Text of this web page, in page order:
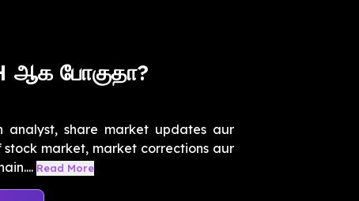
ஆக போகுதா?
analyst, share market updates aur
stock market, market corrections aur
Read More